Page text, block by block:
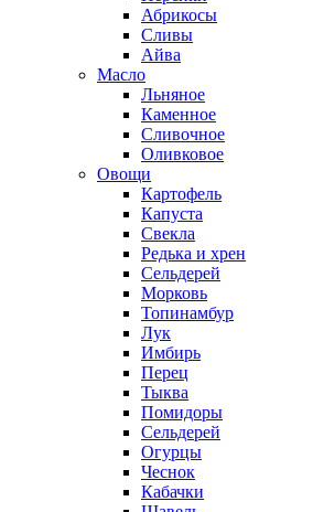
Абрикосы
Сливы
Айва
Масло
Льняное
Каменное
Сливочное
Оливковое
Овощи
Картофель
Капуста
Свекла
Редька и хрен
Сельдерей
Морковь
Топинамбур
Лук
Имбирь
Перец
Тыква
Помидоры
Сельдерей
Огурцы
Чеснок
Кабачки